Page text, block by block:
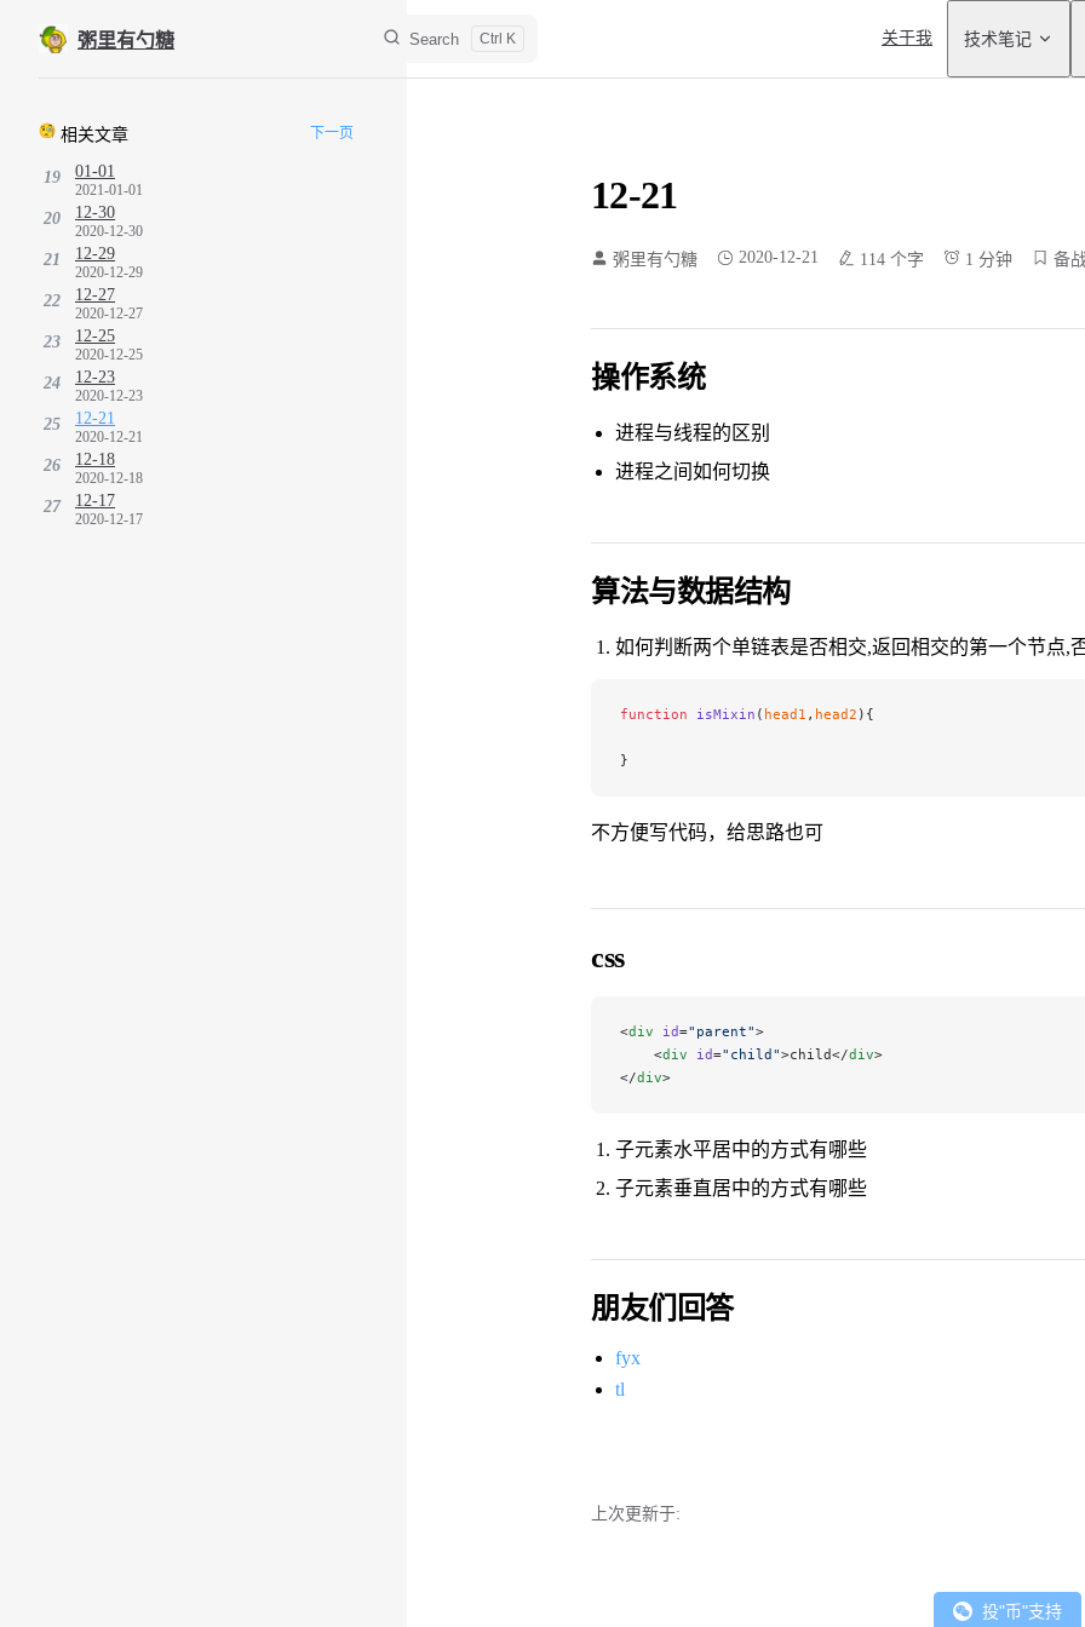
Skip to content
粥里有勺糖 Search
Main Navigation
关于我 技术笔记
相关文章 下一页
19 01-01
2021-01-01
20 12-30
2020-12-30
21 12-29
2020-12-29
22 12-27
2020-12-27
23 12-25
2020-12-25
24 12-23
2020-12-23
25 12-21
2020-12-21
26 12-18
2020-12-18
27 12-17
2020-12-17
12-21
粥里有勺糖 2020-12-21 114 个字 1 分钟 备
操作系统
进程与线程的区别
进程之间如何切换
算法与数据结构
如何判断两个单链表是否相交,返回相交的第一个节点,
function isMixin ( head1 , head2 ){
}
不方便写代码，给思路也可
css
<div id="parent">
    <
div id="child">child</div>
</div>
子元素水平居中的方式有哪些
子元素垂直居中的方式有哪些
朋友们回答
fyx
tl
上次更新于:
投"币"支持